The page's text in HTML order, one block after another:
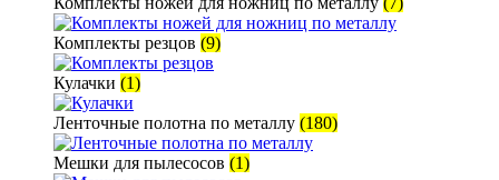
Комплекты резцов (9)
Кулачки (1)
Ленточные полотна по металлу (180)
Мешки для пылесосов (1)